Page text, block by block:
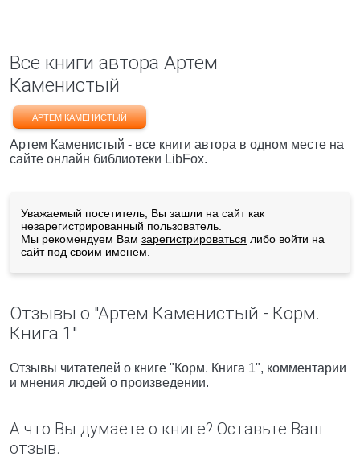
Все книги автора Артем
Каменистый
АРТЕМ КАМЕНИСТЫЙ
Артем Каменистый - все книги автора в одном месте на
сайте онлайн библиотеки LibFox.
Уважаемый посетитель, Вы зашли на сайт как
незарегистрированный пользователь.
Мы рекомендуем Вам зарегистрироваться либо войти на
сайт под своим именем.
Отзывы о "Артем Каменистый - Корм.
Книга 1"
Отзывы читателей о книге "Корм. Книга 1", комментарии
и мнения людей о произведении.
А что Вы думаете о книге? Оставьте Ваш
отзыв.